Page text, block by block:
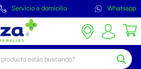
Servicio a domicilio Whatsapp